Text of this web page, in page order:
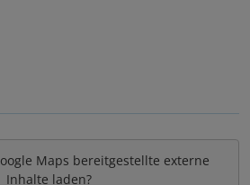
Maps bereitgestellte externe
Inhalte laden?